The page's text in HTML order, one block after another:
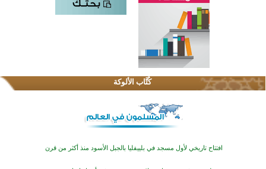
كُتَّاب الألوكة
اختتام الدورة التاسعة لمسابقة حفظ وتلاوة القرآن الكريم في أزناكاييف
تيسليتش تختتم برنامجا تعليميا لتعزيز القيم وبناء الشخصية للشباب المسلمين
اختتام منافسات قرآنية متميزة في بنغلاديش بمشاركة 3000 متسابق